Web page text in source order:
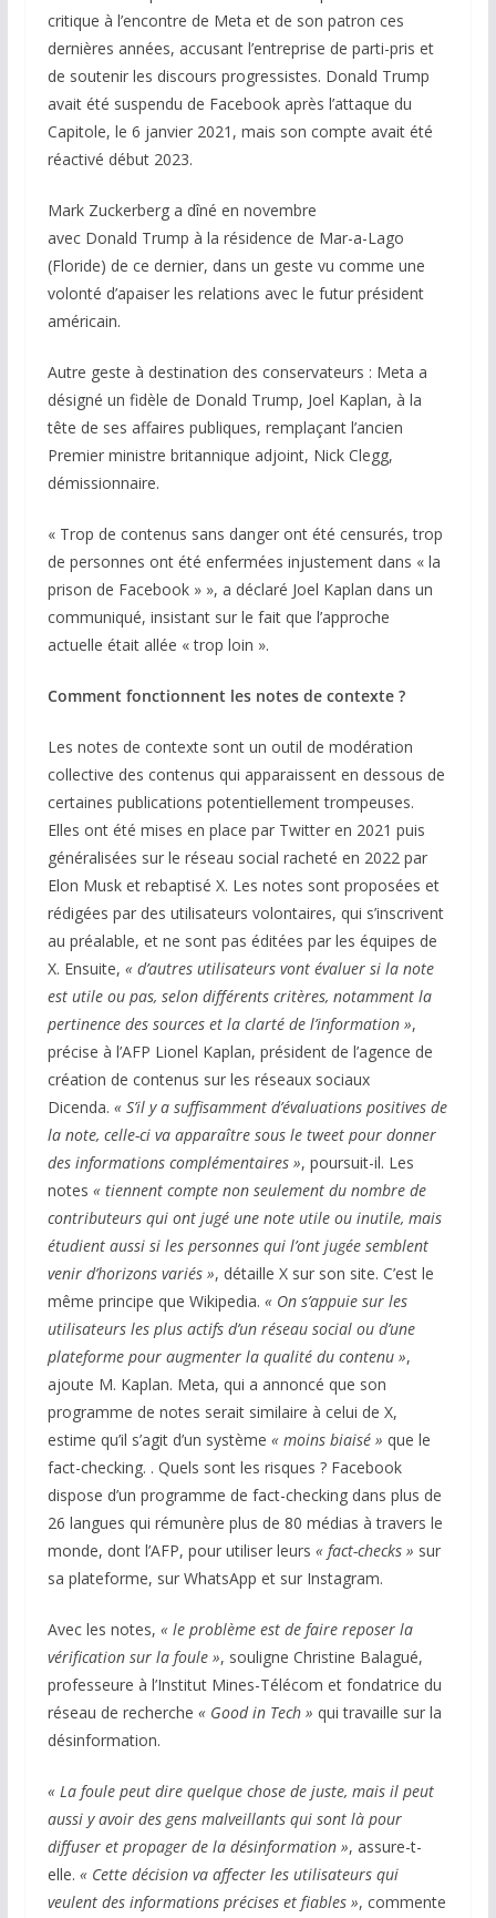
critique à l’encontre de Meta et de son patron ces
dernières années, accusant l’entreprise de parti-pris et
de soutenir les discours progressistes. Donald Trump
avait été suspendu de Facebook après l’attaque du
Capitole, le 6 janvier 2021, mais son compte avait été
réactivé début 2023.
Mark Zuckerberg a dîné en novembre
avec Donald Trump à la résidence de Mar-a-Lago
(Floride) de ce dernier, dans un geste vu comme une
volonté d’apaiser les relations avec le futur président
américain.
Autre geste à destination des conservateurs : Meta a
désigné un fidèle de Donald Trump, Joel Kaplan, à la
tête de ses affaires publiques, remplaçant l’ancien
Premier ministre britannique adjoint, Nick Clegg,
démissionnaire.
« Trop de contenus sans danger ont été censurés, trop
de personnes ont été enfermées injustement dans « la
prison de Facebook » », a déclaré Joel Kaplan dans un
communiqué, insistant sur le fait que l’approche
actuelle était allée « trop loin ».
Comment fonctionnent les notes de contexte ?
Les notes de contexte sont un outil de modération
collective des contenus qui apparaissent en dessous de
certaines publications potentiellement trompeuses.
Elles ont été mises en place par Twitter en 2021 puis
généralisées sur le réseau social racheté en 2022 par
Elon Musk et rebaptisé X. Les notes sont proposées et
rédigées par des utilisateurs volontaires, qui s’inscrivent
au préalable, et ne sont pas éditées par les équipes de
X. Ensuite, « d’autres utilisateurs vont évaluer si la note
est utile ou pas, selon différents critères, notamment la
pertinence des sources et la clarté de l’information »,
précise à l’AFP Lionel Kaplan, président de l’agence de
création de contenus sur les réseaux sociaux
Dicenda. « S’il y a suffisamment d’évaluations positives de
la note, celle-ci va apparaître sous le tweet pour donner
des informations complémentaires », poursuit-il. Les
notes « tiennent compte non seulement du nombre de
contributeurs qui ont jugé une note utile ou inutile, mais
étudient aussi si les personnes qui l’ont jugée semblent
venir d’horizons variés », détaille X sur son site. C’est le
même principe que Wikipedia. « On s’appuie sur les
utilisateurs les plus actifs d’un réseau social ou d’une
plateforme pour augmenter la qualité du contenu »,
ajoute M. Kaplan. Meta, qui a annoncé que son
programme de notes serait similaire à celui de X,
estime qu’il s’agit d’un système « moins biaisé » que le
fact-checking. . Quels sont les risques ? Facebook
dispose d’un programme de fact-checking dans plus de
26 langues qui rémunère plus de 80 médias à travers le
monde, dont l’AFP, pour utiliser leurs « fact-checks » sur
sa plateforme, sur WhatsApp et sur Instagram.
Avec les notes, « le problème est de faire reposer la
vérification sur la foule », souligne Christine Balagué,
professeure à l’Institut Mines-Télécom et fondatrice du
réseau de recherche « Good in Tech » qui travaille sur la
désinformation.
« La foule peut dire quelque chose de juste, mais il peut
aussi y avoir des gens malveillants qui sont là pour
diffuser et propager de la désinformation », assure-t-
elle. « Cette décision va affecter les utilisateurs qui
veulent des informations précises et fiables », commente